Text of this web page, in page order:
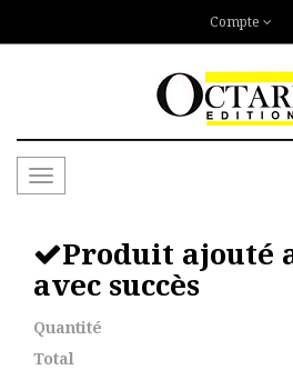
Compte
Toggle
Produit ajouté
avec succès
Quantité
Total